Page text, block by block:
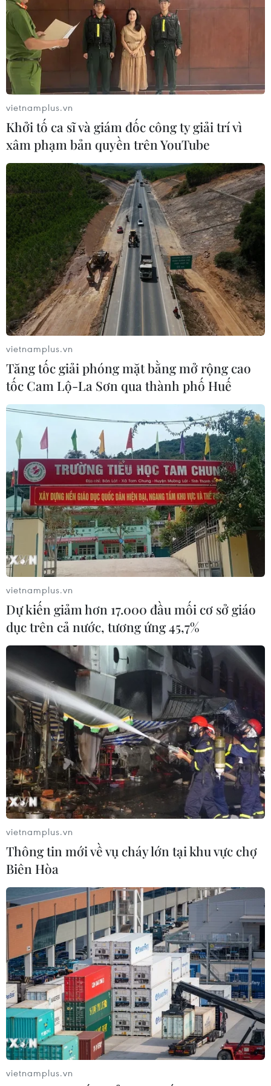
vietnamplus.vn
Khởi tố ca sĩ và giám đốc công ty giải trí vì
xâm phạm bản quyền trên YouTube
vietnamplus.vn
Tăng tốc giải phóng mặt bằng mở rộng cao
tốc Cam Lộ-La Sơn qua thành phố Huế
vietnamplus.vn
Dự kiến giảm hơn 17.000 đầu mối cơ sở giáo
dục trên cả nước, tương ứng 45,7%
vietnamplus.vn
Thông tin mới về vụ cháy lớn tại khu vực chợ
Biên Hòa
vietnamplus.vn